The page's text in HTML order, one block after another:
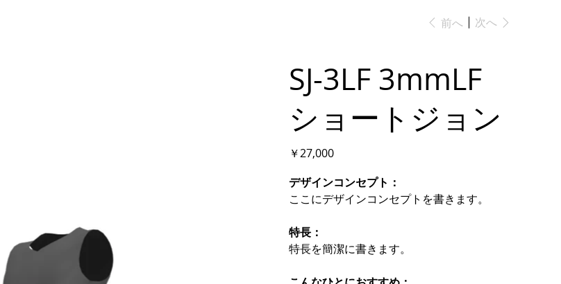
前へ 次へ
SJ-3LF 3mmLF
ショートジョン
価
格
￥27,000
デザインコンセプト：
ここにデザインコンセプトを書きます。
特長：
特長を簡潔に書きます。